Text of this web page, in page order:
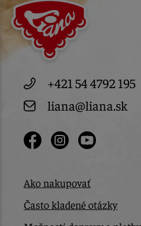
+421 54 4792 195
liana@liana.sk
Ako nakupovať
Často kladené otázky